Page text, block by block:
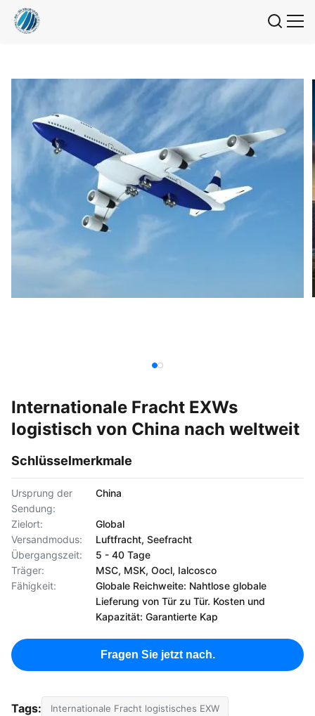
Internationale Fracht EXWs
logistisch von China nach weltweit
Schlüsselmerkmale
Ursprung der
Sendung:
China
Zielort:
Global
Versandmodus:
Luftfracht, Seefracht
Übergangszeit:
5 - 40 Tage
Träger:
MSC, MSK, Oocl, Ialcosco
Fähigkeit:
Globale Reichweite: Nahtlose globale
Lieferung von Tür zu Tür. Kosten und
Kapazität: Garantierte Kap
Fragen Sie jetzt nach.
Tags: Internationale Fracht logistisches EXW